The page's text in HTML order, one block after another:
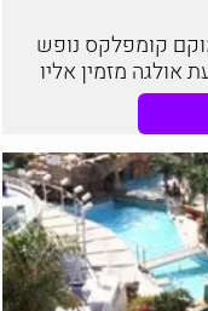
קומפלקס נופש
אולגה מזמין אליו
גן העדן הקסום
להנאתכם